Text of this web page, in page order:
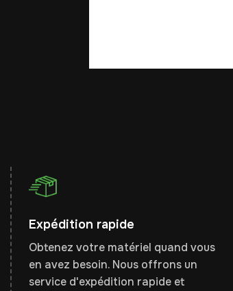
Expédition rapide
Obtenez votre matériel quand vous
en avez besoin. Nous offrons un
service d'expédition rapide et